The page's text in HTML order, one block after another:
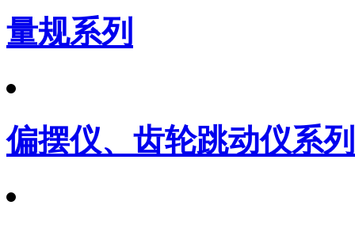
量规系列
偏摆仪、齿轮跳动仪系列